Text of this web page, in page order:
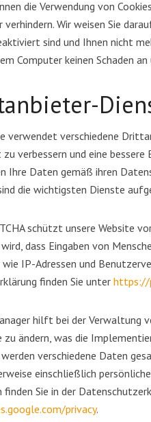
die Verwendung von
Wir weisen Sie
sind und Ihnen nicht
Computer keinen Schaden
verwendet verschiedene
verbessern und eine bessere
Ihre Daten gemäß ihren
die wichtigsten Dienste
schützt unsere Website
dass Eingaben von
IP-Adressen und
finden Sie unter https://
hilft bei der Verwaltung
zu ändern, was die
verschiedene Daten
einschließlich
Sie in der
privacy.